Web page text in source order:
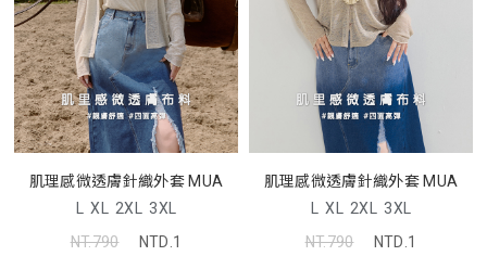
肌理感微透膚針織外套 MUA
L XL 2XL 3XL
NT.790
NTD.1
肌理感微透膚針織外套 MUA
L XL 2XL 3XL
NT.790
NTD.1